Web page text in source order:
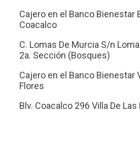
Cajero en el Banco Bienestar
Coacalco
C. Lomas De Murcia S/n
2a. Sección (Bosques)
Cajero en el Banco Bienestar
Flores
Blv. Coacalco 296 Villa De Las